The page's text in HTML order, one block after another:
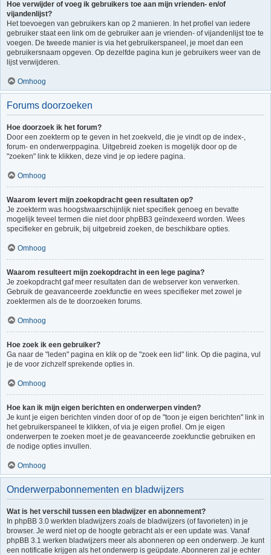
Hoe verwijder of voeg ik gebruikers toe aan mijn vrienden- en/of
vijandenlijst?
Het toevoegen van gebruikers kan op 2 manieren. In het profiel van iedere
gebruiker staat een link om de gebruiker aan je vrienden- of vijandenlijst toe te
voegen. De tweede manier is via het gebruikerspaneel, je moet dan een
gebruikersnaam opgeven. Op dezelfde pagina kun je gebruikers weer van de
lijst verwijderen.
Omhoog
Forums doorzoeken
Hoe doorzoek ik het forum?
Door een zoekterm op te geven in het zoekveld, die je vindt op de index-,
forum- en onderwerppagina. Uitgebreid zoeken is mogelijk door op de
"zoeken" link te klikken, deze vind je op iedere pagina.
Omhoog
Waarom levert mijn zoekopdracht geen resultaten op?
Je zoekterm was hoogstwaarschijnlijk niet specifiek genoeg en bevatte
mogelijk teveel termen die niet door phpBB3 geïndexeerd worden. Wees
specifieker en gebruik, bij uitgebreid zoeken, de beschikbare opties.
Omhoog
Waarom resulteert mijn zoekopdracht in een lege pagina?
Je zoekopdracht gaf meer resultaten dan de webserver kon verwerken.
Gebruik de geavanceerde zoekfunctie en wees specifieker met zowel je
zoektermen als de te doorzoeken forums.
Omhoog
Hoe zoek ik een gebruiker?
Ga naar de "leden" pagina en klik op de "zoek een lid" link. Op die pagina, vul
je de voor zichzelf sprekende opties in.
Omhoog
Hoe kan ik mijn eigen berichten en onderwerpen vinden?
Je kunt je eigen berichten vinden door of op de "toon je eigen berichten" link in
het gebruikerspaneel te klikken, of via je eigen profiel. Om je eigen
onderwerpen te zoeken moet je de geavanceerde zoekfunctie gebruiken en
de nodige opties invullen.
Omhoog
Onderwerpabonnementen en bladwijzers
Wat is het verschil tussen een bladwijzer en abonnement?
In phpBB 3.0 werkten bladwijzers zoals de bladwijzers (of favorieten) in je
browser. Je werd niet op de hoogte gebracht als er een update was. Vanaf
phpBB 3.1 werken bladwijzers meer als abonneren op een onderwerp. Je kunt
een notificatie krijgen als het onderwerp is geüpdate. Abonneren zal je echter